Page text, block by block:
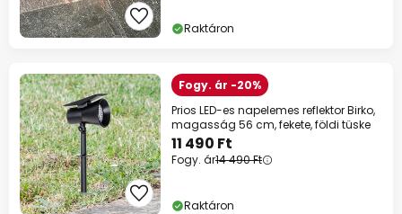
Raktáron
Fogy. ár -20%
Prios LED-es napelemes reflektor Birko,
magasság 56 cm, fekete, földi tüske
11 490 Ft
Fogy. ár14 490 Ft
Raktáron
Kód: HET másolás
Spórolj most
*Mentes gyartok